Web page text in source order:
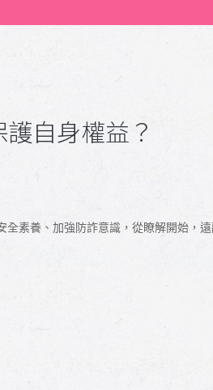
自身權益？
全素養、加強防詐意識，從瞭解開始，